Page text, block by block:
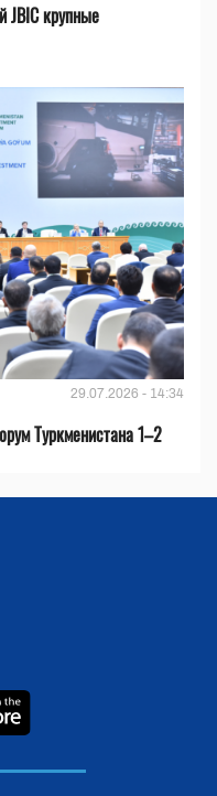
JBIC крупные
29.07.2026 - 14:34
Туркменистана 1–2